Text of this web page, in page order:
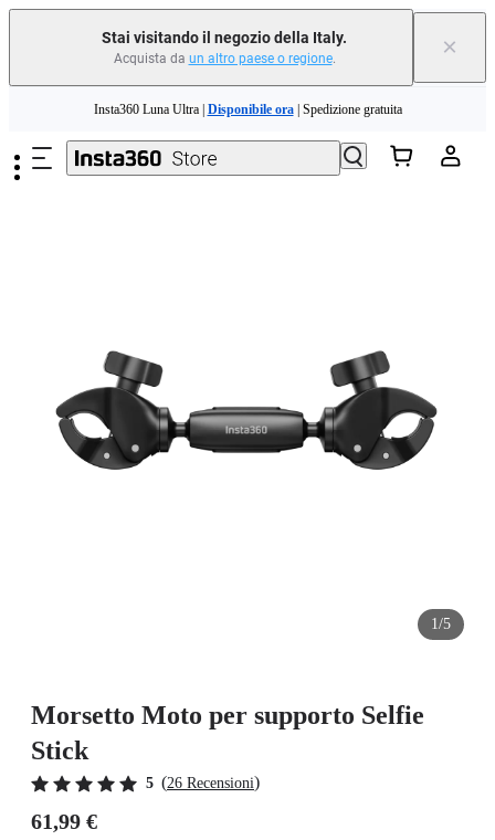
Stai visitando il negozio della Italy.
Acquista da un altro paese o regione. ×
Insta360 Luna Ultra | Disponibile ora| Spedizione gratuita
Permuta il tuo vecchio dispositivo e ottieni denaro per il tuo nuovo acquisto.｜
Scopri di più
1/5
Morsetto Moto per supporto Selfie
Stick
5 (26 Recensioni)
61,99 €